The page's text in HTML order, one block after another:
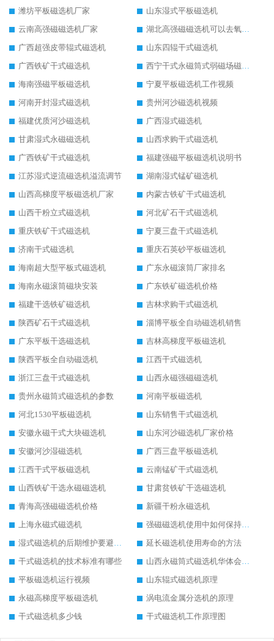
潍坊平板磁选机厂家
山东湿式平板磁选机
云南高强磁磁选机厂家
湖北高强磁磁选机可以去氧化铝
广西超强皮带辊式磁选机
山东四辊干式磁选机
广西铁矿干式磁选机
西宁干式永磁筒式弱磁场磁选机结构图
海南强磁平板磁选机
宁夏平板磁选机工作视频
河南开封湿式磁选机
贵州河沙磁选机视频
福建优质河沙磁选机
广西湿式磁选机
甘肃湿式永磁磁选机
山西求购干式磁选机
广西铁矿干式磁选机
福建强磁平板磁选机说明书
江苏湿式逆流磁选机溢流调节
湖南湿式锰矿磁选机
山西高梯度平板磁选机厂家
内蒙古铁矿干式磁选机
山西干粉立式磁选机
河北矿石干式磁选机
重庆铁矿干式磁选机
宁夏三盘干式磁选机
济南干式磁选机
重庆石英砂平板磁选机
海南超大型平板式磁选机
广东永磁滚筒厂家排名
海南永磁滚筒磁块安装
广东铁矿磁选机价格
福建干选铁矿磁选机
吉林求购干式磁选机
陕西矿石干式磁选机
淄博平板全自动磁选机销售
广东平板干选磁选机
吉林高梯度平板磁选机
陕西平板全自动磁选机
江西干式磁选机
浙江三盘干式磁选机
山西永磁强磁磁选机
贵州永磁筒式磁选机的参数
河南平板磁选机
河北1530平板磁选机
山东销售干式磁选机
安徽永磁干式大块磁选机
山东河沙磁选机厂家价格
安徽河沙湿磁选机
广西三盘平板磁选机
江西干式平板磁选机
云南锰矿干式磁选机
山西铁矿干选永磁磁选机
甘肃贫铁矿干选磁选机
青海高强磁磁选机价格
新疆干粉永磁选机
上海永磁式磁选机
强磁磁选机使用中如何保持其顺畅运行
湿式磁选机的后期维护要避开哪些坑
延长磁选机使用寿命的方法
干式磁选机的技术标准有哪些
山西永磁筒式磁选机华体会手机网页版-华体会(中国)
平板磁选机运行视频
山东辊式磁选机原理
永磁高梯度平板磁选机
涡电流金属分选机的原理
干式磁选机多少钱
干式磁选机工作原理图